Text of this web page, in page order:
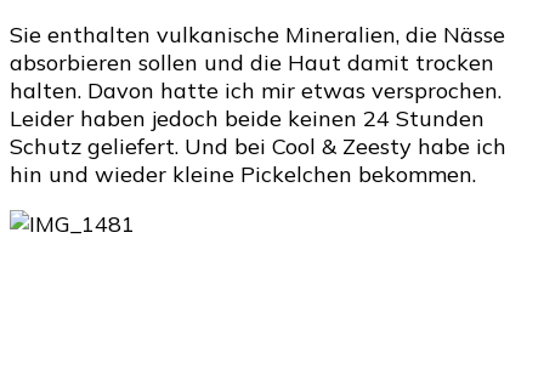
Sie enthalten vulkanische Mineralien, die Nässe
absorbieren sollen und die Haut damit trocken
halten. Davon hatte ich mir etwas versprochen.
Leider haben jedoch beide keinen 24 Stunden
Schutz geliefert. Und bei Cool & Zeesty habe ich
hin und wieder kleine Pickelchen bekommen.